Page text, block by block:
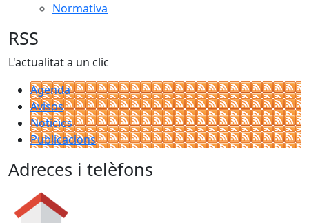
Normativa
RSS
L'actualitat a un clic
Agenda
Avisos
Notícies
Publicacions
Adreces i telèfons